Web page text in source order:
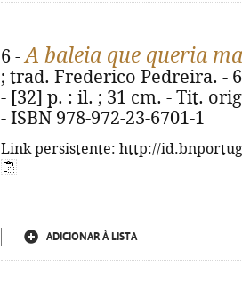
6 -A baleia que queria
; trad. Frederico Pedreira. -
- [32] p. : il. ; 31 cm. - Tit.
- ISBN 978-972-23-6701-1
Link persistente: http://
ADICIONAR À LISTA